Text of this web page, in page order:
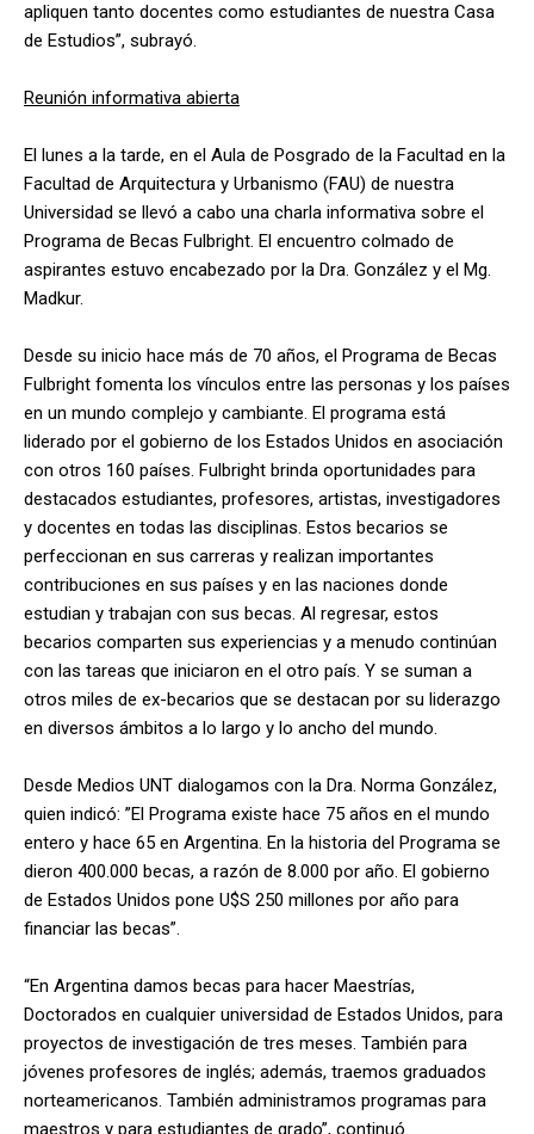
apliquen tanto docentes como estudiantes de nuestra Casa
de Estudios”, subrayó.
Reunión informativa abierta
El lunes a la tarde, en el Aula de Posgrado de la Facultad en la
Facultad de Arquitectura y Urbanismo (FAU) de nuestra
Universidad se llevó a cabo una charla informativa sobre el
Programa de Becas Fulbright. El encuentro colmado de
aspirantes estuvo encabezado por la Dra. González y el Mg.
Madkur.
Desde su inicio hace más de 70 años, el Programa de Becas
Fulbright fomenta los vínculos entre las personas y los países
en un mundo complejo y cambiante. El programa está
liderado por el gobierno de los Estados Unidos en asociación
con otros 160 países. Fulbright brinda oportunidades para
destacados estudiantes, profesores, artistas, investigadores
y docentes en todas las disciplinas. Estos becarios se
perfeccionan en sus carreras y realizan importantes
contribuciones en sus países y en las naciones donde
estudian y trabajan con sus becas. Al regresar, estos
becarios comparten sus experiencias y a menudo continúan
con las tareas que iniciaron en el otro país. Y se suman a
otros miles de ex-becarios que se destacan por su liderazgo
en diversos ámbitos a lo largo y lo ancho del mundo.
Desde Medios UNT dialogamos con la Dra. Norma González,
quien indicó: ”El Programa existe hace 75 años en el mundo
entero y hace 65 en Argentina. En la historia del Programa se
dieron 400.000 becas, a razón de 8.000 por año. El gobierno
de Estados Unidos pone U$S 250 millones por año para
financiar las becas”.
“En Argentina damos becas para hacer Maestrías,
Doctorados en cualquier universidad de Estados Unidos, para
proyectos de investigación de tres meses. También para
jóvenes profesores de inglés; además, traemos graduados
norteamericanos. También administramos programas para
maestros y para estudiantes de grado”, continuó.